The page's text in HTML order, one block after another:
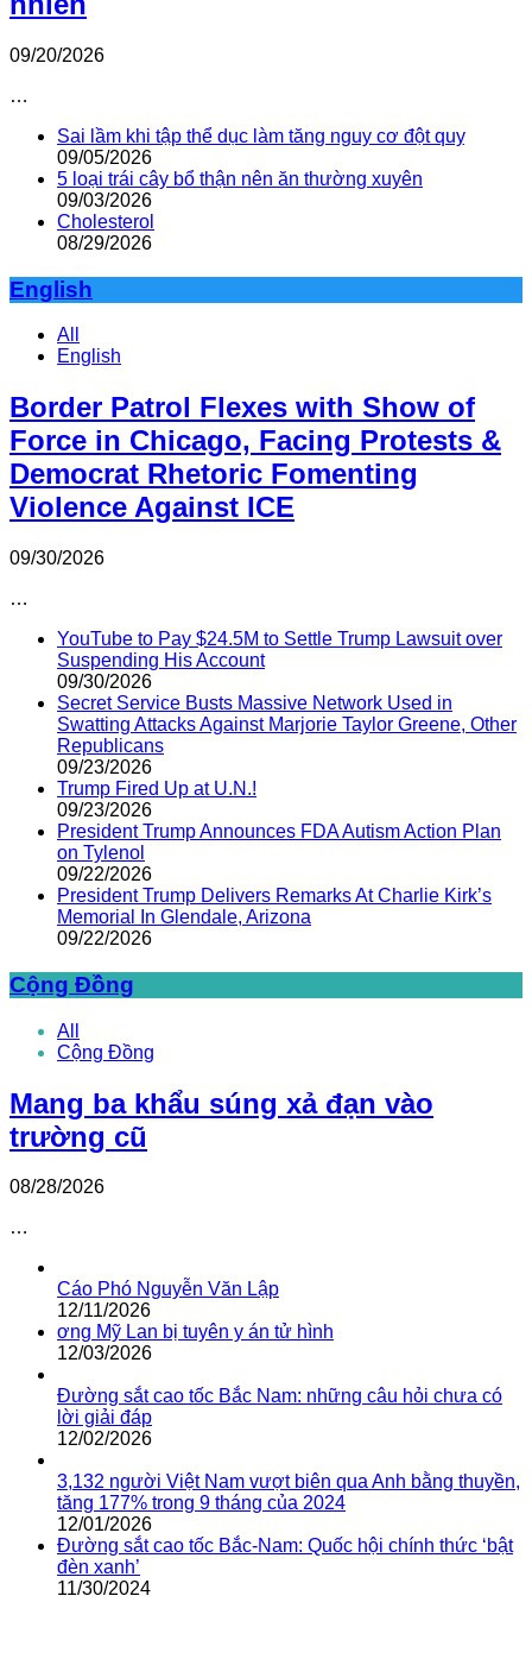
09/20/2026
…
Sai lầm khi tập thể dục làm tăng nguy cơ đột quỵ
09/05/2026
5 loại trái cây bổ thận nên ăn thường xuyên
09/03/2026
Cholesterol
08/29/2026
English
All
English
Border Patrol Flexes with Show of
Force in Chicago, Facing Protests &
Democrat Rhetoric Fomenting
Violence Against ICE
09/30/2026
…
YouTube to Pay $24.5M to Settle Trump Lawsuit over
Suspending His Account
09/30/2026
Secret Service Busts Massive Network Used in
Swatting Attacks Against Marjorie Taylor Greene, Other
Republicans
09/23/2026
Trump Fired Up at U.N.!
09/23/2026
President Trump Announces FDA Autism Action Plan
on Tylenol
09/22/2026
President Trump Delivers Remarks At Charlie Kirk’s
Memorial In Glendale, Arizona
09/22/2026
Cộng Đồng
All
Cộng Đồng
Mang ba khẩu súng xả đạn vào
trường cũ
08/28/2026
…
Cáo Phó Nguyễn Văn Lập
12/11/2026
ơng Mỹ Lan bị tuyên y án tử hình
12/03/2026
Đường sắt cao tốc Bắc Nam: những câu hỏi chưa có
lời giải đáp
12/02/2026
3,132 người Việt Nam vượt biên qua Anh bằng thuyền,
tăng 177% trong 9 tháng của 2024
12/01/2026
Đường sắt cao tốc Bắc-Nam: Quốc hội chính thức ‘bật
đèn xanh’
11/30/2024